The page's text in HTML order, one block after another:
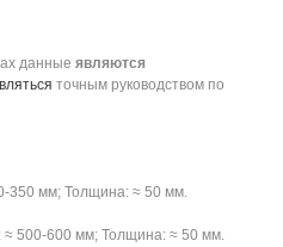
данные являются
точным руководством по
350 мм; Толщина: ≈ 50 мм.
500-600 мм; Толщина: ≈ 50 мм.